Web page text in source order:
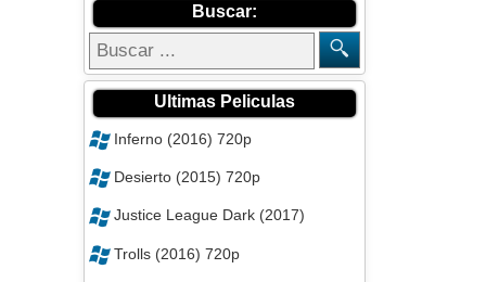
Buscar:
Ultimas Peliculas
Inferno (2016) 720p
Desierto (2015) 720p
Justice League Dark (2017)
Trolls (2016) 720p